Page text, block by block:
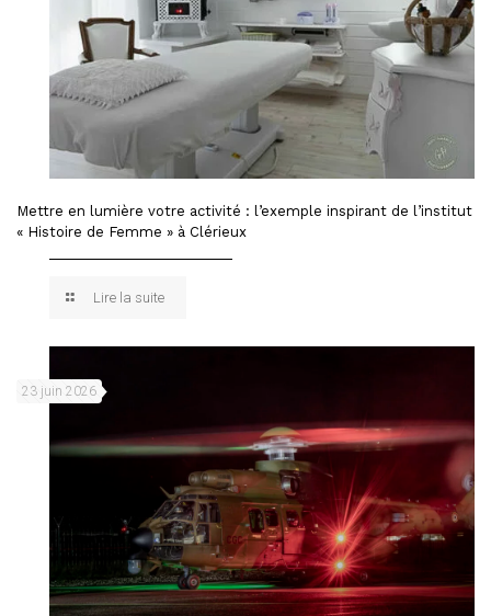
Mettre en lumière votre activité : l’exemple inspirant de l’institut
« Histoire de Femme » à Clérieux
Lire la suite
23 juin 2026